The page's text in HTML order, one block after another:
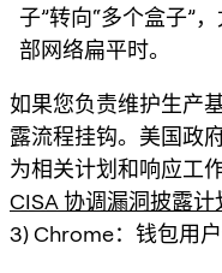
子”转向“多个盒子”
部网络扁平时。
如果您负责维护生产
露流程挂钩。美国政
为相关计划和响应工
CISA 协调漏洞披露计
3) Chrome：钱包用